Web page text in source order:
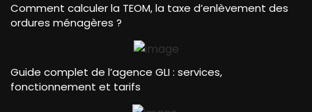
Comment calculer la TEOM, la taxe d’enlèvement des
ordures ménagères ?
Guide complet de l’agence GLI : services,
fonctionnement et tarifs